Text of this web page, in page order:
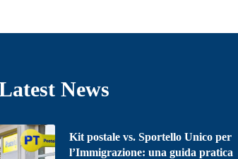
News
Kit postale vs. Sportello Unico per
l’Immigrazione: una guida pratica